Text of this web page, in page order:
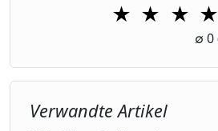
★ ★
2 Stars
★
3
★
∅ 0
Verwandte Artikel